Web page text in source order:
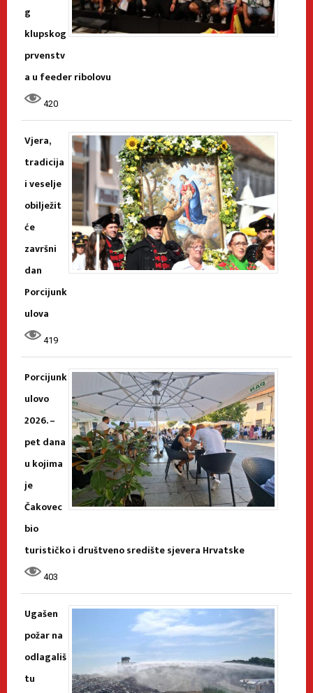
g
klupskog
prvenstv
a u feeder ribolovu
420
Vjera,
tradicija
i veselje
obilježit
će
završni
dan
Porcijunk
ulova
419
Porcijunk
ulovo
2026. –
pet dana
u kojima
je
Čakovec
bio
turističko i društveno središte sjevera Hrvatske
403
Ugašen
požar na
odlagališ
tu